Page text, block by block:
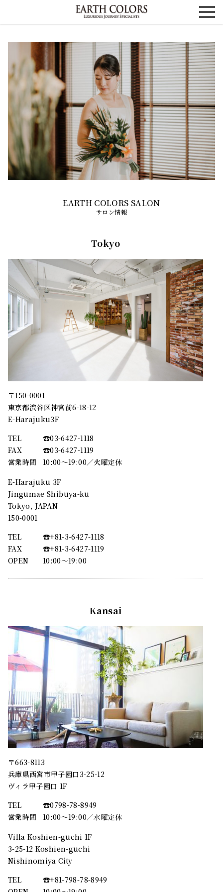
サロン情報
Tokyo
〒150-0001
東京都渋谷区神宮前6-18-12
E-Harajuku3F
TEL
☎︎03-6427-1118
FAX
☎︎03-6427-1119
営業時間
10:00～19:00／火曜定休
E-Harajuku 3F
Jingumae Shibuya-ku
Tokyo, JAPAN
150-0001
TEL
☎︎+81-3-6427-1118
FAX
☎︎+81-3-6427-1119
OPEN
10:00〜19:00
Kansai
〒663-8113
兵庫県西宮市甲子園口3-25-12
ヴィラ甲子園口 1F
TEL
☎︎0798-78-8949
営業時間
10:00～19:00／水曜定休
Villa Koshien-guchi 1F
3-25-12 Koshien-guchi
Nishinomiya City
TEL
☎︎+81-798-78-8949